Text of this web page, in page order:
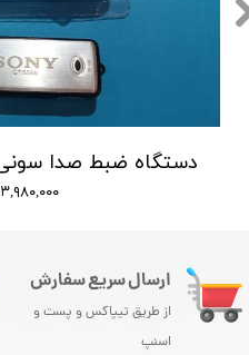
۳,۹۸۰,۰۰۰ تومان
ارسال سریع سفارش
از طریق تیپاکس و پست و
اسنپ